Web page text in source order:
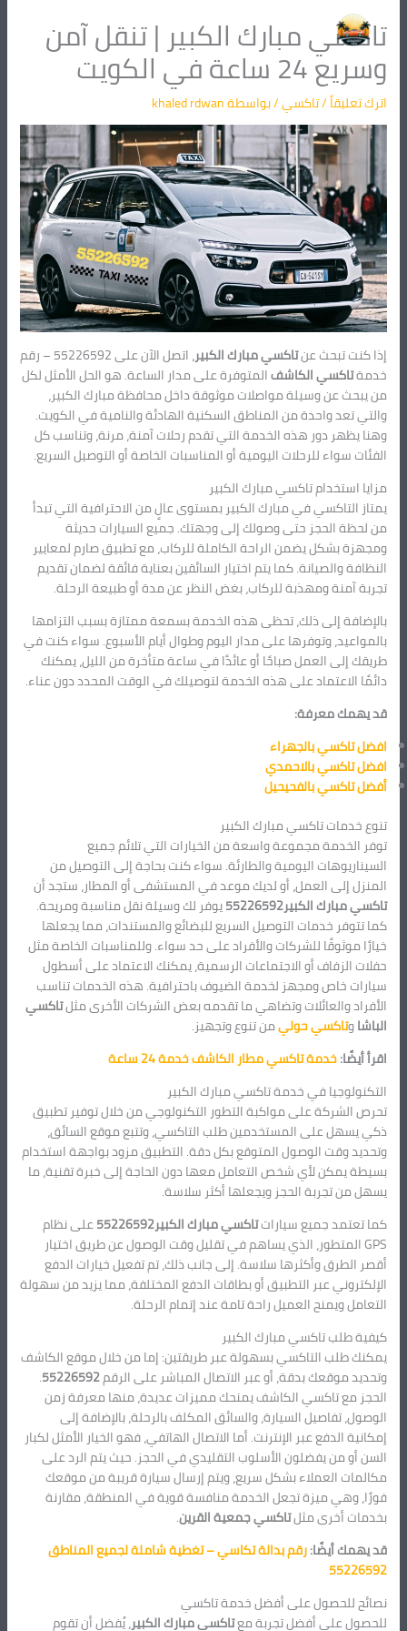
المحتوى
تاكسي مبارك الكبير | تنقل آمن
وسريع 24 ساعة في الكويت
اترك تعليقاً/تاكسي/ بواسطةkhaled rdwan
إذا كنت تبحث عنتاكسي مبارك الكبير
، اتصل الآن على 55226592 – رقم
خدمةتاكسي الكاشفالمتوفرة على مدار الساعة. هو الحل الأمثل لكل
من يبحث عن وسيلة مواصلات موثوقة داخل محافظة مبارك الكبير،
والتي تعد واحدة من المناطق السكنية الهادئة والنامية في الكويت.
وهنا يظهر دور هذه الخدمة التي تقدم رحلات آمنة، مرنة، وتناسب كل
الفئات سواء للرحلات اليومية أو المناسبات الخاصة أو التوصيل السريع.
مزايا استخدام تاكسي مبارك الكبير
يمتاز التاكسي في مبارك الكبير بمستوى عالٍ من الاحترافية التي تبدأ
من لحظة الحجز حتى وصولك إلى وجهتك. جميع السيارات حديثة
ومجهزة بشكل يضمن الراحة الكاملة للركاب، مع تطبيق صارم لمعايير
النظافة والصيانة. كما يتم اختيار السائقين بعناية فائقة لضمان تقديم
تجربة آمنة ومهذبة للركاب، بغض النظر عن مدة أو طبيعة الرحلة.
بالإضافة إلى ذلك، تحظى هذه الخدمة بسمعة ممتازة بسبب التزامها
بالمواعيد، وتوفرها على مدار اليوم وطوال أيام الأسبوع. سواء كنت في
طريقك إلى العمل صباحًا أو عائدًا في ساعة متأخرة من الليل، يمكنك
دائمًا الاعتماد على هذه الخدمة لتوصيلك في الوقت المحدد دون عناء.
قد يهمك معرفة:
افضل تاكسي بالجهراء
افضل تاكسي بالاحمدي
أفضل تاكسي بالفحيحيل
تنوع خدمات تاكسي مبارك الكبير
توفر الخدمة مجموعة واسعة من الخيارات التي تلائم جميع
السيناريوهات اليومية والطارئة. سواء كنت بحاجة إلى التوصيل من
المنزل إلى العمل، أو لديك موعد في المستشفى أو المطار، ستجد أن
تاكسي مبارك الكبير55226592
يوفر لك وسيلة نقل مناسبة ومريحة.
كما تتوفر خدمات التوصيل السريع للبضائع والمستندات، مما يجعلها
خيارًا موثوقًا للشركات والأفراد على حد سواء. وللمناسبات الخاصة مثل
حفلات الزفاف أو الاجتماعات الرسمية، يمكنك الاعتماد على أسطول
سيارات خاص ومجهز لخدمة الضيوف باحترافية. هذه الخدمات تناسب
الأفراد والعائلات وتضاهي ما تقدمه بعض الشركات الأخرى مثلتاكسي
الباشاوتاكسي حوليمن تنوع وتجهيز.
اقرأ أيضًا:خدمة تاكسي مطار الكاشف خدمة 24 ساعة
التكنولوجيا في خدمة تاكسي مبارك الكبير
تحرص الشركة على مواكبة التطور التكنولوجي من خلال توفير تطبيق
ذكي يسهل على المستخدمين طلب التاكسي، وتتبع موقع السائق،
وتحديد وقت الوصول المتوقع بكل دقة. التطبيق مزود بواجهة استخدام
بسيطة يمكن لأي شخص التعامل معها دون الحاجة إلى خبرة تقنية، ما
يسهل من تجربة الحجز ويجعلها أكثر سلاسة.
كما تعتمد جميع سياراتتاكسي مبارك الكبير55226592
على نظام
GPS المتطور، الذي يساهم في تقليل وقت الوصول عن طريق اختيار
أقصر الطرق وأكثرها سلاسة. إلى جانب ذلك، تم تفعيل خيارات الدفع
الإلكتروني عبر التطبيق أو بطاقات الدفع المختلفة، مما يزيد من سهولة
التعامل ويمنح العميل راحة تامة عند إتمام الرحلة.
كيفية طلب تاكسي مبارك الكبير
يمكنك طلب التاكسي بسهولة عبر طريقتين: إما من خلال موقع الكاشف
وتحديد موقعك بدقة، أو عبر الاتصال المباشر على الرقم55226592
.
الحجز مع تاكسي الكاشف يمنحك مميزات عديدة، منها معرفة زمن
الوصول، تفاصيل السيارة، والسائق المكلف بالرحلة، بالإضافة إلى
إمكانية الدفع عبر الإنترنت. أما الاتصال الهاتفي، فهو الخيار الأمثل لكبار
السن أو من يفضلون الأسلوب التقليدي في الحجز. حيث يتم الرد على
مكالمات العملاء بشكل سريع، ويتم إرسال سيارة قريبة من موقعك
فورًا، وهي ميزة تجعل الخدمة منافسة قوية في المنطقة، مقارنة
بخدمات أخرى مثلتاكسي جمعية القرين.
قد يهمك أيضًا:رقم بدالة تكاسي – تغطية شاملة لجميع المناطق
55226592
نصائح للحصول على أفضل خدمة تاكسي
للحصول على أفضل تجربة معتاكسي مبارك الكبير، يُفضل أن تقوم